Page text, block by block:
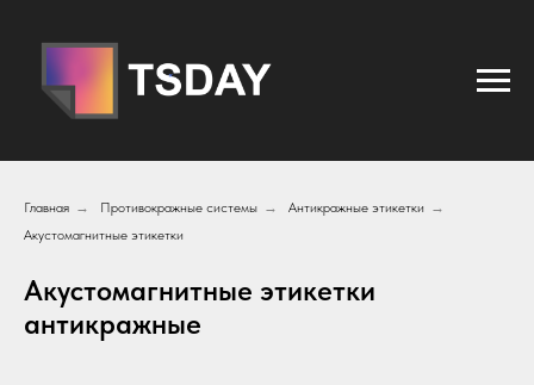
Главная → Противокражные системы → Антикражные этикетки →
Акустомагнитные этикетки
Акустомагнитные этикетки
антикражные